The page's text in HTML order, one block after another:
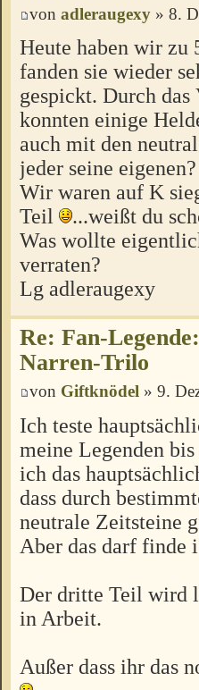
von adleraugexy » 8.
Heute haben wir zu
fanden sie wieder
gespickt. Durch das
konnten einige
auch mit den
jeder seine eigenen?
Wir waren auf K
Teil
...weißt du
Was wollte
verraten?
Lg adleraugexy
Re: Fan-
Narren-Trilo
von Giftknödel » 9.
Ich teste
meine Legenden
ich das
dass durch
neutrale Zeitsteine
Aber das darf finde
Der dritte Teil wird
in Arbeit.
Außer dass ihr das